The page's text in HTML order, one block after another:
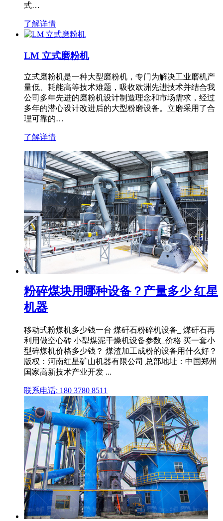
式…
了解详情
LM 立式磨粉机
立式磨粉机是一种大型磨粉机，专门为解决工业磨机产
量低、耗能高等技术难题，吸收欧洲先进技术并结合我
公司多年先进的磨粉机设计制造理念和市场需求，经过
多年的潜心设计改进后的大型粉磨设备。立磨采用了合
理可靠的…
了解详情
粉碎煤块用哪种设备？产量多少 红星
机器
移动式粉煤机多少钱一台 煤矸石粉碎机设备_ 煤矸石再
利用做空心砖 小型煤泥干燥机设备参数_价格 买一套小
型碎煤机价格多少钱？ 煤渣加工成粉的设备用什么好？
版权：河南红星矿山机器有限公司 总部地址：中国郑州
国家高新技术产业开发 ...
联系电话: 180 3780 8511